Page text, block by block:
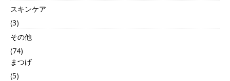
スキンケア
(3)
その他
(74)
まつげ
(5)